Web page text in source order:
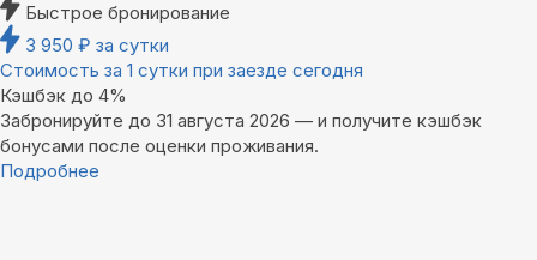
Быстрое бронирование
3 950 ₽ за сутки
Стоимость за 1 сутки при заезде сегодня
Кэшбэк до 4%
Забронируйте до 31 августа 2026 — и получите кэшбэк
бонусами после оценки проживания.
Подробнее